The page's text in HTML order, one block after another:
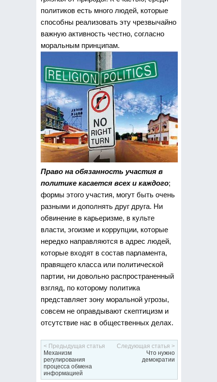
политиков есть много людей, которые
способны реализовать эту чрезвычайно
важную активность честно, согласно
моральным принципам.
Право на обязанность участия в
политике касается всех и каждого;
формы этого участия, могут быть очень
разными и дополнять друг друга. Ни
обвинение в карьеризме, в культе
власти, эгоизме и коррупции, которые
нередко направляются в адрес людей,
которые входят в состав парламента,
правящего класса или политической
партии, ни довольно распространенный
взгляд, по которому политика
представляет зону моральной угрозы,
совсем не оправдывают скептицизм и
отсутствие нас в общественных делах.
< Предыдущая статья
Механизм
регулирования
процесса обмена
информацией
Следующая статья >
Что нужно
демократии